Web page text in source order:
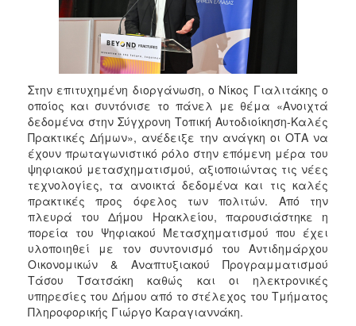
Στην επιτυχημένη διοργάνωση, ο Νίκος Γιαλιτάκης ο
οποίος και συντόνισε το πάνελ με θέμα «Ανοιχτά
δεδομένα στην Σύγχρονη Τοπική Αυτοδιοίκηση-Καλές
Πρακτικές Δήμων», ανέδειξε την ανάγκη οι ΟΤΑ να
έχουν πρωταγωνιστικό ρόλο στην επόμενη μέρα του
ψηφιακού μετασχηματισμού, αξιοποιώντας τις νέες
τεχνολογίες, τα ανοικτά δεδομένα και τις καλές
πρακτικές προς όφελος των πολιτών. Από την
πλευρά του Δήμου Ηρακλείου, παρουσιάστηκε η
πορεία του Ψηφιακού Μετασχηματισμού που έχει
υλοποιηθεί με τον συντονισμό του Αντιδημάρχου
Οικονομικών & Αναπτυξιακού Προγραμματισμού
Τάσου Τσατσάκη καθώς και οι ηλεκτρονικές
υπηρεσίες του Δήμου από το στέλεχος του Τμήματος
Πληροφορικής Γιώργο Καραγιαννάκη.